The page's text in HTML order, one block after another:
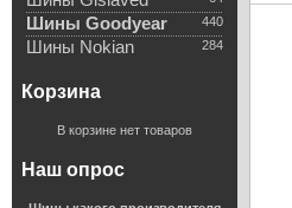
440
Шины Goodyear
284
Шины Nokian
Корзина
В корзине нет товаров
Наш опрос